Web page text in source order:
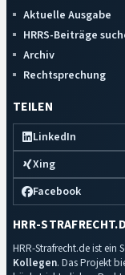
Aktuelle Ausgabe
HRRS-Beiträge
Archiv
Rechtsprechung
TEILEN
LinkedIn
Xing
Facebook
HRR-
HRR-Strafrecht.de ist ein
Kollegen. Das Projekt